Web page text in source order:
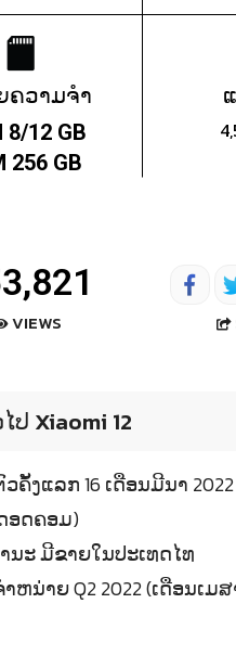
ວາມຈຳ
8/12 GB
256 GB
VIEWS
ປ Xiaomi 12
ວຄັ້ງແລກ 16 ເດືອນມີນາ
ອດຄອມ)
ນະ ມີຂາຍໃນປະເທດໄທ
ຫນ່າຍ Q2 2022 (ເດືອນເມສ